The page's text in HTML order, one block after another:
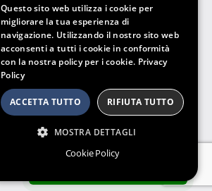
Questo sito web utilizza i cookie per
migliorare la tua esperienza di
navigazione. Utilizzando il nostro sito web
acconsenti a tutti i cookie in conformità
con la nostra policy per i cookie. Privacy
Policy
ACCETTA TUTTO RIFIUTA TUTTO
MOSTRA DETTAGLI
Cookie Policy